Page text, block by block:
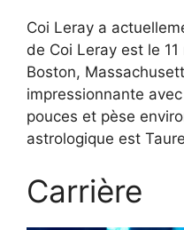
Coi Leray a
de Coi Leray est le
Boston,
impressionnante
pouces et pèse
astrologique est
Carrière